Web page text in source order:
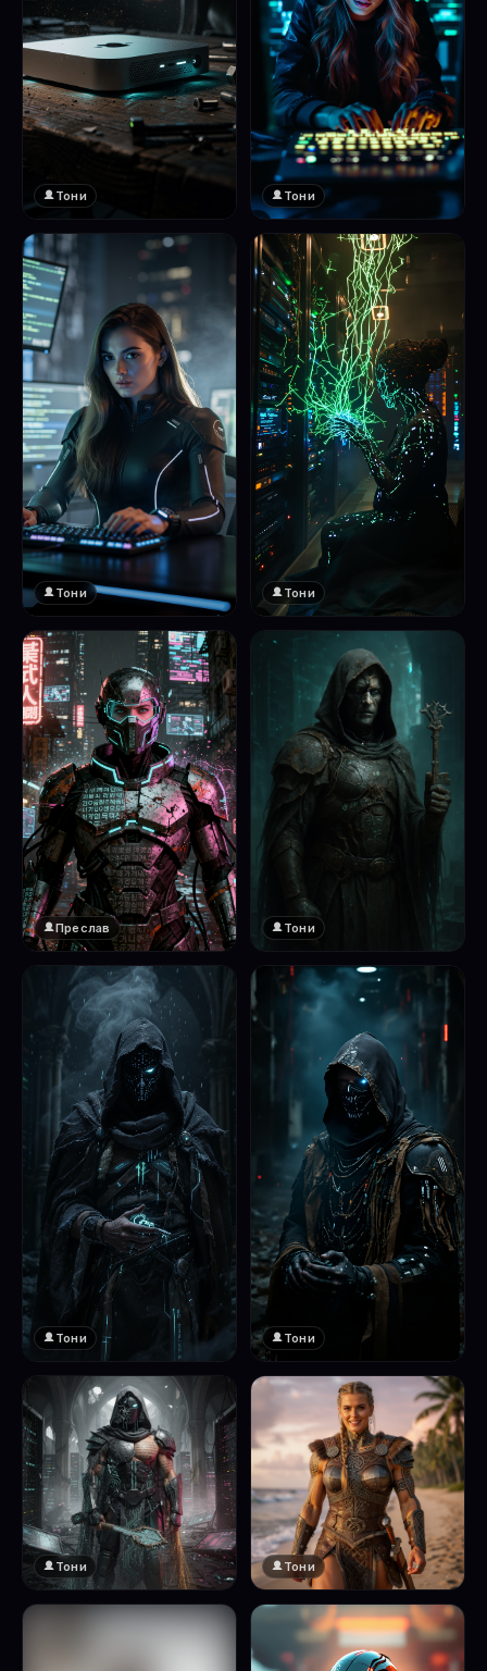
Тони
❤️
1
Тони
1
Тони
❤️
Тони
❤️
Преслав Тони
Тони Тони
Тони Тони